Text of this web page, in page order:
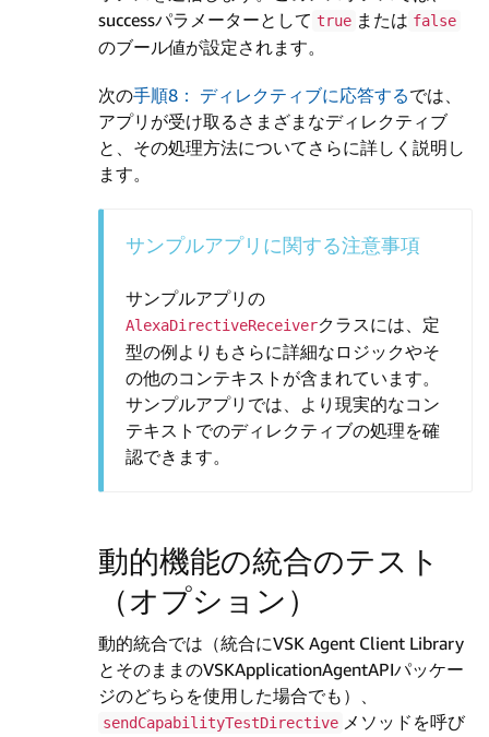
successパラメーターとして true または false
のブール値が設定されます。
次の手順8： ディレクティブに応答するでは、
アプリが受け取るさまざまなディレクティブ
と、その処理方法についてさらに詳しく説明し
ます。
サンプルアプリに関する注意事項
サンプルアプリの
AlexaDirectiveReceiverクラスには、定
型の例よりもさらに詳細なロジックやそ
の他のコンテキストが含まれています。
サンプルアプリでは、より現実的なコン
テキストでのディレクティブの処理を確
認できます。
動的機能の統合のテスト
（オプション）
動的統合では（統合にVSK Agent Client Library
とそのままのVSKApplicationAgentAPIパッケー
ジのどちらを使用した場合でも）、
sendCapabilityTestDirective メソッドを呼び